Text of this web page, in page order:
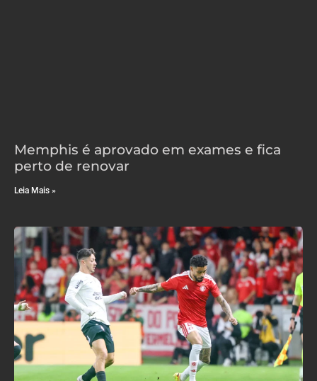
Memphis é aprovado em exames e fica
perto de renovar
Leia Mais »